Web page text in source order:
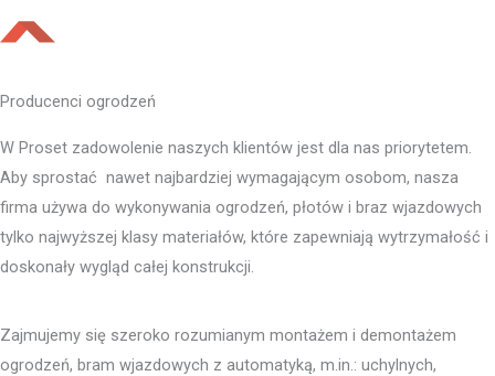
Producenci ogrodzeń
W Proset zadowolenie naszych klientów jest dla nas priorytetem.
Aby sprostać nawet najbardziej wymagającym osobom, nasza
firma używa do wykonywania ogrodzeń, płotów i braz wjazdowych
tylko najwyższej klasy materiałów, które zapewniają wytrzymałość i
doskonały wygląd całej konstrukcji.
Zajmujemy się szeroko rozumianym montażem i demontażem
ogrodzeń, bram wjazdowych z automatyką, m.in.: uchylnych,